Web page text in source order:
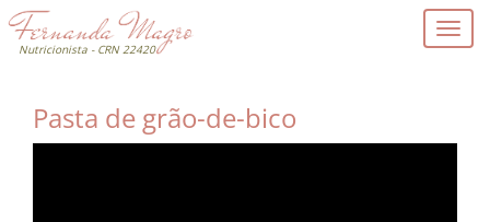
Nutricionista - CRN 22420
Pasta de grão-de-bico